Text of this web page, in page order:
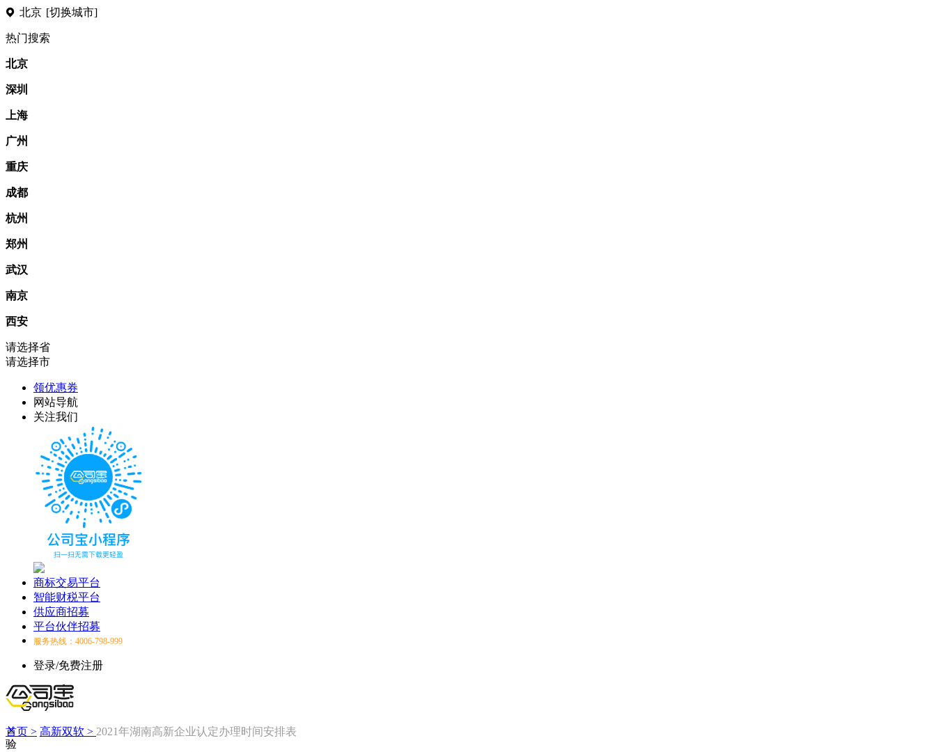
北京 [切换城市]
热门搜索
北京
深圳
上海
广州
重庆
成都
杭州
郑州
武汉
南京
西安
请选择省
请选择市
领优惠券
网站导航
关注我们
商标交易平台
智能财税平台
供应商招募
平台伙伴招募
服务热线：4006-798-999
登录/免费注册
验
首页 > 高新双软 > 2021年湖南高新企业认定办理时间安排表